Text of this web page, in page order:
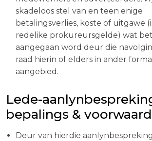
skadeloos stel van en teen enige
betalingsverlies, koste of uitgawe
redelike prokureursgelde) wat
aangegaan word deur die
raad hierin of elders in ander
aangebied.
Lede-
bepalings &
Deur van hierdie